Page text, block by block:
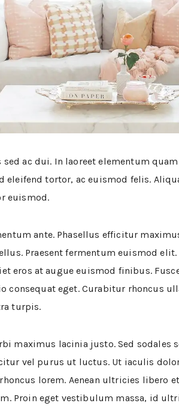
ac dui. In laoreet elementum
eleifend tortor, ac euismod felis.
euismod.
ante. Phasellus efficitur
Praesent fermentum euismod
eros at augue euismod finibus.
eget. Curabitur rhoncus
turpis.
maximus lacinia justo. Sed sodales
vel purus ut luctus. Ut iaculis
lorem. Aenean ultricies libero
Proin eget vestibulum massa, id